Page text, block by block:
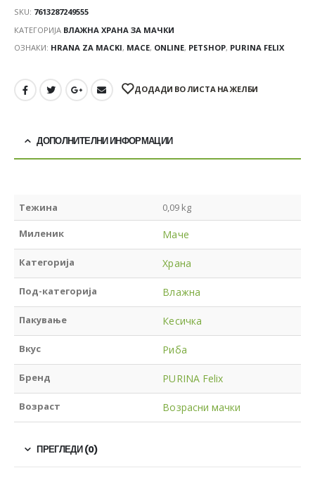
SKU: 7613287249555
КАТЕГОРИЈА ВЛАЖНА ХРАНА ЗА МАЧКИ
ОЗНАКИ: HRANA ZA MACKI, MACE, ONLINE, PETSHOP, PURINA FELIX
ДОДАДИ ВО ЛИСТА НА ЖЕЛБИ
ДОПОЛНИТЕЛНИ ИНФОРМАЦИИ
Тежина 0,09 kg
Миленик Маче
Категорија Храна
Под-категорија Влажна
Пакување Кесичка
Вкус Риба
Бренд PURINA Felix
Возраст Возрасни мачки
ПРЕГЛЕДИ (0)